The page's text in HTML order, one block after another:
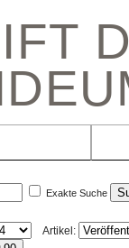
Exakte Suche
Artikel: